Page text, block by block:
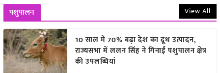
पशुपालन View All
10 साल में 70% बढ़ा देश का दूध उत्पादन,
राज्यसभा में ललन सिंह ने गिनाईं पशुपालन क्षेत्र
की उपलब्धियां